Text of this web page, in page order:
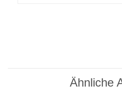
Ähnliche